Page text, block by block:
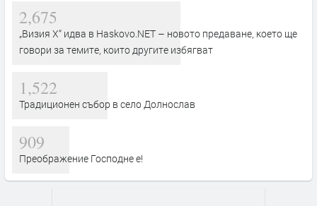
2,675
„Визия Х“ идва в Haskovo.NET – новото предаване, което ще
говори за темите, които другите избягват
1,522
Традиционен събор в село Долнослав
909
Преображение Господне е!